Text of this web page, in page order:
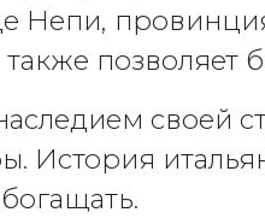
Непи,
своей
История